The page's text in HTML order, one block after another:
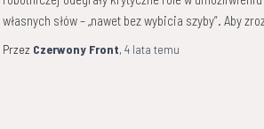
własnych słów – „nawet bez wybicia szyby”. Aby
Przez Czerwony Front, 4 lata temu